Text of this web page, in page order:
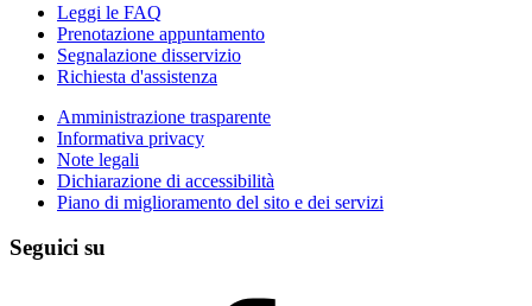
Leggi le FAQ
Prenotazione appuntamento
Segnalazione disservizio
Richiesta d'assistenza
Amministrazione trasparente
Informativa privacy
Note legali
Dichiarazione di accessibilità
Piano di miglioramento del sito e dei servizi
Seguici su